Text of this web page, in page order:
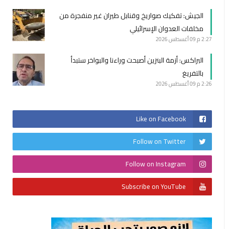
الجيش: تفكيك صواريخ وقنابل طيران غير منفجرة من
مخلفات العدوان الإسرائيلي
2:27 م 09 أغسطس 2026
البراكس: أزمة البنزين أصبحت وراءنا والبواخر ستبدأ
بالتفريغ
2:26 م 09 أغسطس 2026
Like on Facebook
Follow on Twitter
Follow on Instagram
Subscribe on YouTube